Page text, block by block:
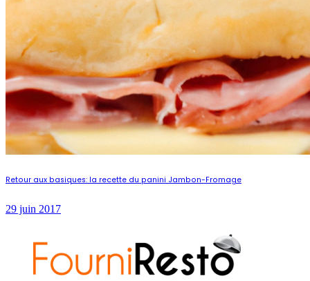
Retour aux basiques: la recette du panini Jambon-Fromage
29 juin 2017